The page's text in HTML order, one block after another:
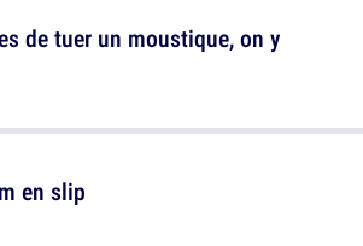
de tuer un moustique, on y
en slip